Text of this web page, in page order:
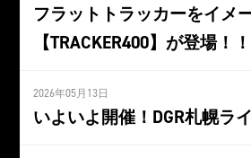
フラットトラッカーをイメ
【TRACKER400】が登場！！
2026年05月13日
いよいよ開催！DGR札幌ラ